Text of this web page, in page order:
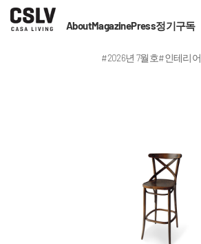
AboutMagazinePress정기구독
#2026년 7월호#인테리어